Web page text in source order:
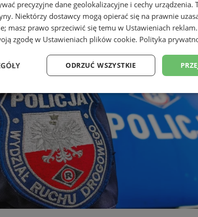
nieletnich za
precyzyjne dane geolokalizacyjne i cechy urządzenia.
Niektórzy dostawcy mogą opierać się na prawnie
masz prawo sprzeciwić się temu w Ustawieniach reklam
zgodę w Ustawieniach plików cookie. Polityka
ODRZUĆ WSZYSTKIE
Wydajność Targetowanie Funkcjonalność
Wydajność Targetowanie
umożliwiają korzystanie z podstawowych funkcji strony internetowej, takich
Bez niezbędnych plików cookie nie można prawidłowo korzystać ze strony
Provider/
Domena
Okres
przechowywania
Opis